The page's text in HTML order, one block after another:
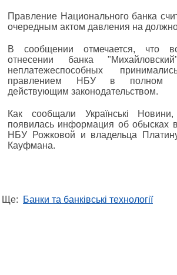
Правление Национального банка
очередным актом давления на
В сообщении отмечается, что
отнесении банка
неплатежеспособных
правлением НБУ в полном
действующим законодательством.
Как сообщали Українські
появилась информация об обысках
НБУ Рожковой и владельца
Кауфмана.
Ще: Банки та банківські технології